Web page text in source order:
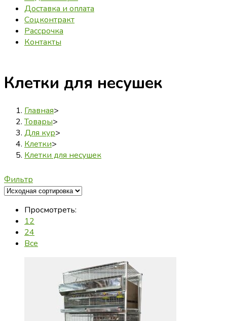
Доставка и оплата
Соцконтракт
Рассрочка
Контакты
Клетки для несушек
Главная>
Товары>
Для кур>
Клетки>
Клетки для несушек
Фильтр
Просмотреть:
12
24
Все